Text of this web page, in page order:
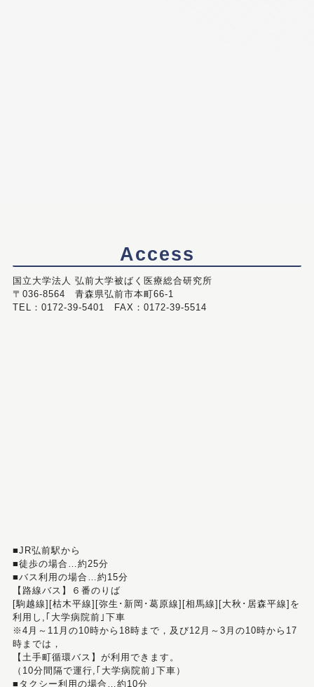
Access
国立大学法人 弘前大学被ばく医療総合研究所
〒036-8564 青森県弘前市本町66-1
TEL：0172-39-5401 FAX：0172-39-5514
■JR弘前駅から
■徒歩の場合…約25分
■バス利用の場合…約15分
【路線バス】６番のりば
[駒越線][枯木平線][弥生･新岡･葛原線][相馬線][大秋･居森平線]を
利用し,｢大学病院前｣下車
※4月～11月の10時から18時まで，及び12月～3月の10時から17
時までは，
【土手町循環バス】が利用できます。
（10分間隔で運行,｢大学病院前｣下車）
■タクシー利用の場合…約10分